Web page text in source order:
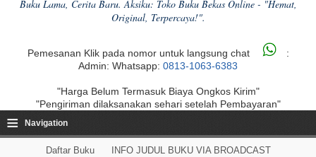
Buku Lama, Cerita Baru. Aksiku: Toko Buku Bekas Online - "Hemat,
Original, Terpercaya!".
Pemesanan Klik pada nomor untuk langsung chat
:
Admin: Whatsapp: 0813-1063-6383
"Harga Belum Termasuk Biaya Ongkos Kirim"
"Pengiriman dilaksanakan sehari setelah Pembayaran"
≡ Navigation
Daftar Buku INFO JUDUL BUKU VIA BROADCAST